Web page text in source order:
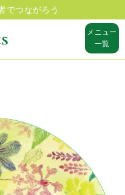
でつながろう
メニュー
一覧